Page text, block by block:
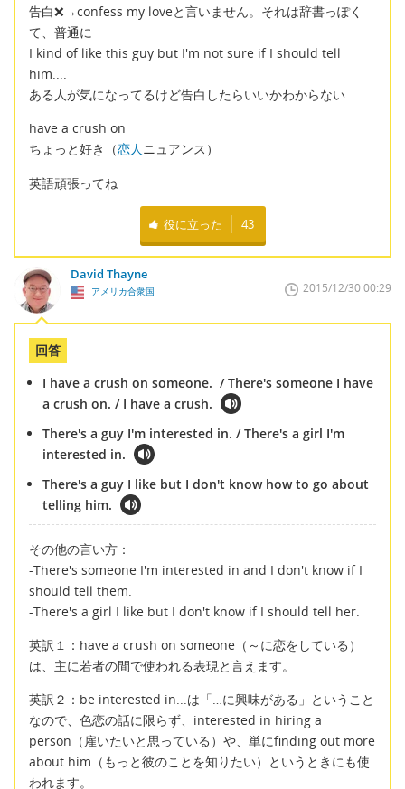
告白❌→confess my loveと言いません。それは辞書っぽく
て、普通に
I kind of like this guy but I'm not sure if I should tell
him....
ある人が気になってるけど告白したらいいかわからない
have a crush on
ちょっと好き（恋人ニュアンス）
英語頑張ってね
役に立った 43
David Thayne
アメリカ合衆国 2015/12/30 00:29
回答
I have a crush on someone. / There's someone I have
a crush on. / I have a crush.
There's a guy I'm interested in. / There's a girl I'm
interested in.
There's a guy I like but I don't know how to go about
telling him.
その他の言い方：
-There's someone I'm interested in and I don't know if I
should tell them.
-There's a girl I like but I don't know if I should tell her.
英訳１：have a crush on someone（～に恋をしている）
は、主に若者の間で使われる表現と言えます。
英訳２：be interested in...は「…に興味がある」ということ
なので、色恋の話に限らず、interested in hiring a
person（雇いたいと思っている）や、単にfinding out more
about him（もっと彼のことを知りたい）というときにも使
われます。